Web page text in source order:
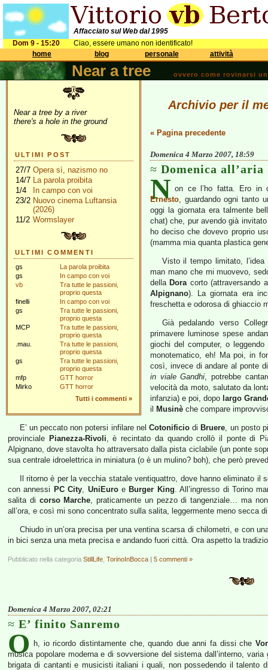
Affacciato sul Web dal 1995
Dom 9 - 15:20
Ciao, essere umano non identificato!
home
blog personale attività
Near a tree ovvero come rovinarsi
Near a tree by a river
there's a hole in the ground
ULTIMI POST
27/7 Opera sì, nazismo no
14/7 La parola proibita
1/4
In campo con voi
23/2 Nuovo cinema Luftansia
(2026)
11/2 Wormslayer
ULTIMI COMMENTI
gs
La parola proibita
gs
In campo con voi
vb
Tra tutte le passioni,
proprio questa
finelli
In campo con voi
gs
Tra tutte le passioni,
proprio questa
MCP
Tra tutte le passioni,
proprio questa
.mau.
Tra tutte le passioni,
proprio questa
gs
Tra tutte le passioni,
proprio questa
mfp
GTT horror
Mirko
GTT horror
Tutti i commenti »
Archivio per il
« Pagina precedente
Domenica 4 Marzo 2007, 18:59
Domenica all’aria
N on ce l’ho fatta. Ero in
Ernesto, guardando ogni tanto
oggi la giornata era talmente
chat) che, pur avendo già
ho deciso che dovevo proprio
(mamma mia quanta plastica
Visto il tempo limitato,
man mano che mi muovevo,
della Doracorto (attraversando
Alpignano). La giornata era
freschetta e odorosa di ghiaccio
Già pedalando verso
primavere luminose spese
giochi del computer, o
monotematico, eh! Ma poi, in
così, invece di andare al ponte
in viale Gandhi, potrebbe
velocità da moto, salutato da
infanzia) e poi, dopo largo
il
Musinè che compare
E’ un peccato non potersi infilare nel Cotonificiodi Bruere, un posto
provinciale Pianezza-Rivoli, è recintato da quando crollò il ponte di
Alpignano, dove stavolta ho attraversato dalla pista ciclabile (un ponte
sua centrale idroelettrica in miniatura (o è un mulino? boh), che però
Il ritorno è per la vecchia statale ventiquattro, dove hanno eliminato il
con annessi PC City, UniEuroe Burger King. All’ingresso di Torino
salita di corso Marche, praticamente un pezzo di tangenziale… ma
all’ora, e così mi sono concentrato sulla salita, leggermente meno secca
Chiudo in un’ora precisa per una ventina scarsa di chilometri, e con
in bici senza una meta precisa e andando fuori città. Ora aspetto la
Pubblicato nella categoria StillLife TorinoInBocca | 5 commenti »
Domenica 4 Marzo 2007, 02:21
E’ finito Sanremo
O h, io ricordo distintamente che, quando due anni fa dissi che
musica popolare moderna e di sovversione del sistema dall’interno,
brigata di cantanti e musicisti italiani i quali, non possedendo il talento